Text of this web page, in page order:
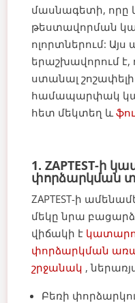
մասնագետի, որը
թեստավորման
ոլորտներում: Այս
երաշխավորում է,
ստանալ շոշափելի
համապարփակ
հետ մեկտեղ և
1. ZAPTEST-ի
փորձարկման
ZAPTEST-ի
մեկը նրա
վիճակի է
փորձարկման
շրջանակ ,
Բեռի